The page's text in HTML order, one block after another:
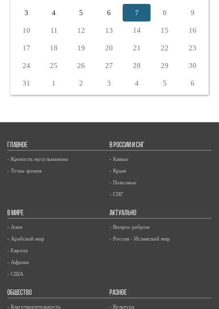
3 4 5 6 7 8 9
10 11 12 13 14 15 16
17 18 19 20 21 22 23
24 25 26 27 28 29 30
31 1 2 3 4 5 6
ГЛАВНОЕ
- Крепость мусульманина
- Точка зрения
В РОССИИ И СНГ
- Кавказ
- Крым
- Поволжье
- СНГ
В МИРЕ
- Азия
- Арабский мир
- Европа
- Африка
- США
АКТУАЛЬНО
- Вопрос ребром
- Россия - Исламский мир
ОБЩЕСТВО
- Благотворительность
РАЗНОЕ
- Культура